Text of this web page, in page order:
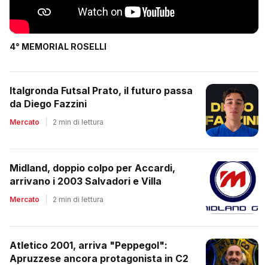
4° MEMORIAL ROSELLI
Italgronda Futsal Prato, il futuro passa
da Diego Fazzini
Mercato 2 min di lettura
Midland, doppio colpo per Accardi,
arrivano i 2003 Salvadori e Villa
Mercato 2 min di lettura
Atletico 2001, arriva "Peppegol":
Apruzzese ancora protagonista in C2